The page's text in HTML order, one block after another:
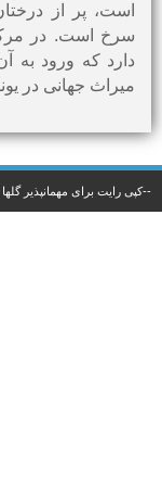
است، پر از
سرخ است. در
دارد که ورود به
میراث جهانی در
--کپی رایت برای مهمانپذیر